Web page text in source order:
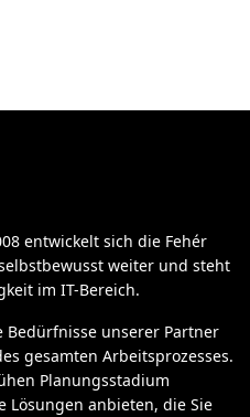
entwickelt sich die Fehér
weiter und steht
im IT-Bereich.
unserer Partner
gesamten Arbeitsprozesses.
Planungsstadium
Lösungen anbieten, die Sie